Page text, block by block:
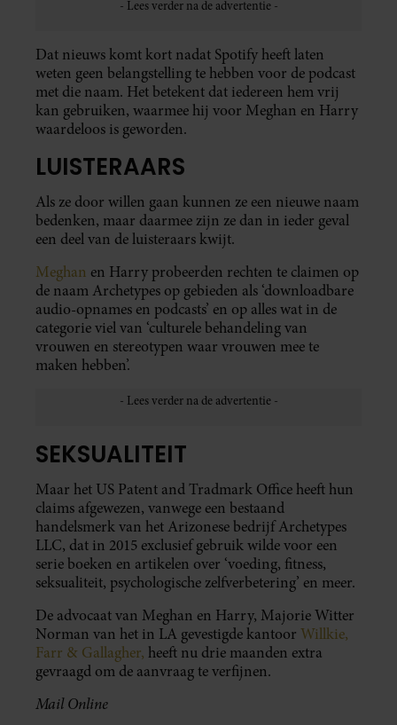
Dat nieuws komt kort nadat Spotify heeft laten
weten geen belangstelling te hebben voor de podcast
met die naam. Het betekent dat iedereen hem vrij
kan gebruiken, waarmee hij voor Meghan en Harry
waardeloos is geworden.
LUISTERAARS
Als ze door willen gaan kunnen ze een nieuwe naam
bedenken, maar daarmee zijn ze dan in ieder geval
een deel van de luisteraars kwijt.
Meghan en Harry probeerden rechten te claimen op
de naam Archetypes op gebieden als ‘downloadbare
audio-opnames en podcasts’ en op alles wat in de
categorie viel van ‘culturele behandeling van
vrouwen en stereotypen waar vrouwen mee te
maken hebben’.
SEKSUALITEIT
Maar het US Patent and Tradmark Office heeft hun
claims afgewezen, vanwege een bestaand
handelsmerk van het Arizonese bedrijf Archetypes
LLC, dat in 2015 exclusief gebruik wilde voor een
serie boeken en artikelen over ‘voeding, fitness,
seksualiteit, psychologische zelfverbetering’ en meer.
De advocaat van Meghan en Harry, Majorie Witter
Norman van het in LA gevestigde kantoor Willkie,
Farr & Gallagher, heeft nu drie maanden extra
gevraagd om de aanvraag te verfijnen.
Mail Online